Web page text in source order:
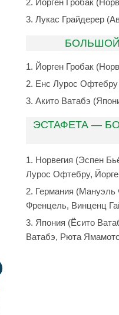
Йорген Гробак
Лукас Грайдерер
Йорген Гробак
Енс Лурос Офтебру
Акито Ватабэ
ЭСТАФЕТА —
Норвегия (Эспен
Лурос Офтебру,
Германия
Френцель, Винценц
Япония (Ёсито
Ватабэ, Рюта